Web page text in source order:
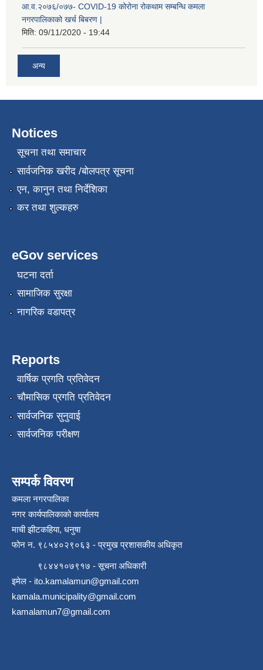
आ.व.२०७६/०७७- COVID-19 कोरोना रोकथाम सम्बन्धि कमला
नगरपालिकाको खर्च बिबरण |
मिति: 09/11/2020 - 19:44
अन्य
Notices
सूचना तथा समाचार
सार्वजनिक खरीद /बोलपत्र सूचना
एन, कानुन तथा निर्देशिका
कर तथा शुल्कहरु
eGov services
घटना दर्ता
सामाजिक सुरक्षा
नागरिक वडापत्र
Reports
वार्षिक प्रगति प्रतिवेदन
चौमासिक प्रगति प्रतिवेदन
सार्वजनिक सुनुवाई
सार्वजनिक परीक्षण
सम्पर्क विवरण
कमला नगरपालिका
नगर कार्यपालिकाको कार्यालय
माची झीटकहिया, धनुषा
फोन न‌. ९८५४०२९०६३ - प्रमुख प्रशासकीय अधिकृत
९८४४१०७९१७ - सूचना अधिकारी
इमेल - ito.kamalamun@gmail.com
kamala.municipality@gmail.com
kamalamun7@gmail.com